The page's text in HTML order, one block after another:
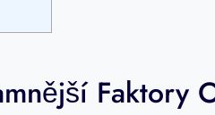
Faktory